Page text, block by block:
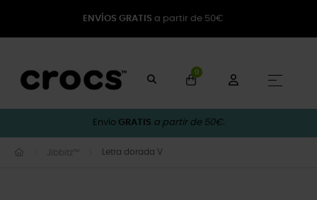
ENVÍOS GRATIS a partir de 50€
0
☰
Envío GRATIS a partir de 50€.
Jibbitz™ Letra dorada V